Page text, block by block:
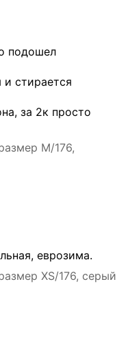
подошел
и стирается
за 2к просто
M/176,
еврозима.
XS/176, серый